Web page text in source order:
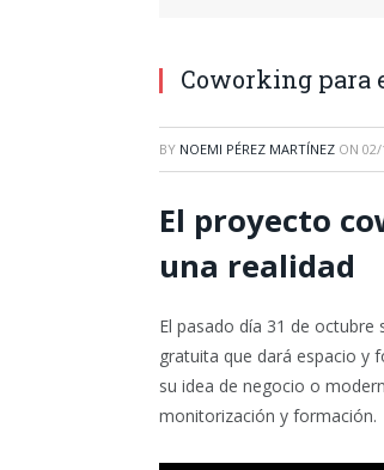
Coworking para
BY NOEMI PÉREZ MARTÍNEZ ON 02/
El proyecto
una realidad
El pasado día 31 de
gratuita que dará espacio y
su idea de negocio o
monitorización y formación.